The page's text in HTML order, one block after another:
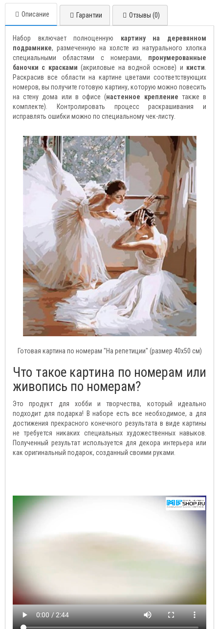
Описание Гарантии Отзывы (0)
Набор включает полноценную картину на деревянном
подрамнике, размеченную на холсте из натурального хлопка
специальными областями с номерами, пронумерованные
баночки с красками (акриловые на водной основе) и кисти
Раскрасив все области на картине цветами соответствующих
номеров, вы получите готовую картину, которую можно повесить
на стену дома или в офисе (настенное крепление также в
комплекте). Контролировать процесс раскрашивания и
исправлять ошибки можно по специальному чек-листу.
Готовая картина по номерам "На репетиции" (размер 40x50 см)
Что такое картина по номерам или
живопись по номерам?
Это продукт для хобби и творчества, который идеально
подходит для подарка! В наборе есть все необходимое, а для
достижения прекрасного конечного результата в виде картины
не требуется никаких специальных художественных навыков.
Полученный результат используется для декора интерьера или
как оригинальный подарок, созданный своими руками.